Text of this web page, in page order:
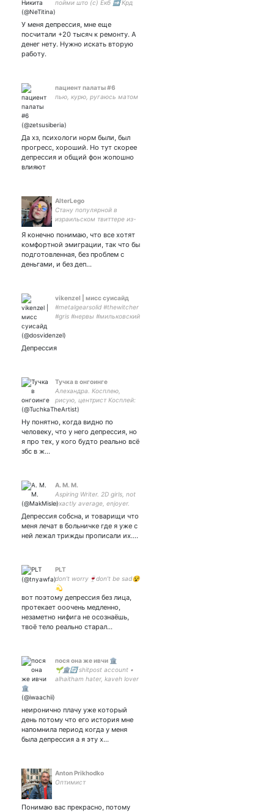
пойми што (с) Екб ➡️ Крд
У меня депрессия, мне еще
посчитали +20 тысяч к ремонту. А
денег нету. Нужно искать вторую
работу.
пациент палаты #6
пью, курю, ругаюсь матом
Да хз, психологи норм были, был
прогресс, хороший. Но тут скорее
депрессия и общий фон жопошно
влияют
AlterLego
Стану популярной в
израильском твиттере из-
работу 🙈 Спасибо за
поддержку ❤️‍🩹
Я конечно понимаю, что все хотят
комфортной эмиграции, так что бы
подготовленная, без проблем с
деньгами, и без деп…
vikenzel | мисс суисайд
#metalgearsolid #thewitcher
#gris #нервы #мильковский
пан, полиамор в
нюдсочетвергую, рисую
Депрессия
Тучка в онгоинге
Алехандра. Косплею,
рисую, центрист Косплей:
Арты: На лечение
нерва): 2200700739477072
Эрокосплей и не только,
здесь↓
Ну понятно, когда видно по
человеку, что у него депрессия, но
я про тех, у кого будто реально всё
збс в ж…
А. M. М.
Aspiring Writer. 2D girls, not
exactly average, enjoyer.
Also love TALKING about 2D
girls. Amateur translator
from EN to RU. Passionate
about art.
Депрессия собсна, и товарищи что
меня лечат в больничке где я уже с
ней лежал трижды прописали их.…
PLT
don’t worry🍷don’t be sad😵
💫
вот поэтому депрессия без лица,
протекает ооочень медленно,
незаметно нифига не осознаёшь,
твоё тело реально старал…
пося она же ивчи 🏛️
🌱🏛️🔄 shitpost account •
alhaitham hater, kaveh lover
неиронично плачу уже который
день потому что его история мне
напомнила период когда у меня
была депрессия а я эту х…
Anton Prikhodko
Оптимист
Понимаю вас прекрасно, потому